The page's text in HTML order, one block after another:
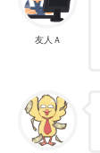
友人Ａ